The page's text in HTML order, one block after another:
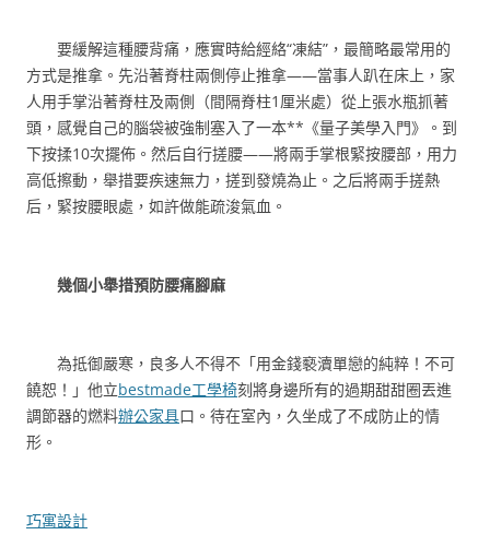
要緩解這種腰背痛，應實時給經絡“凍結”，最簡略最常用的
方式是推拿。先沿著脊柱兩側停止推拿——當事人趴在床上，家
人用手掌沿著脊柱及兩側（間隔脊柱1厘米處）從上張水瓶抓著
頭，感覺自己的腦袋被強制塞入了一本**《量子美學入門》。到
下按揉10次擺佈。然后自行搓腰——將兩手掌根緊按腰部，用力
高低擦動，舉措要疾速無力，搓到發燒為止。之后將兩手搓熱
后，緊按腰眼處，如許做能疏浚氣血。
幾個小舉措預防腰痛腳麻
為抵御嚴寒，良多人不得不「用金錢褻瀆單戀的純粹！不可
饒恕！」他立bestmade工學椅刻將身邊所有的過期甜甜圈丟進
調節器的燃料辦公家具口。待在室內，久坐成了不成防止的情
形。
巧寓設計